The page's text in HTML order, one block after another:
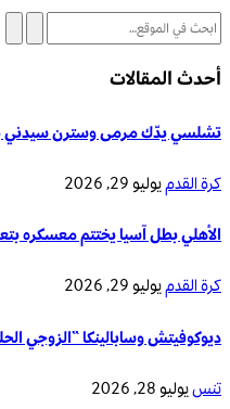
أحدث المقالات
تشلسي يدّك مرمى وسترن سيدني
كرة القدميوليو 29, 2026
الأهلي بطل آسيا يختتم معسكره
كرة القدميوليو 29, 2026
ديوكوفيتش وسابالينكا “الزوجي
تنسيوليو 28, 2026